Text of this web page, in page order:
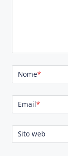
Nome*
Email*
Sito web